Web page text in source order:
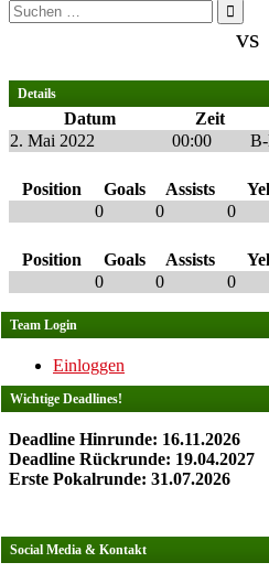
Suchen
nach:
vs
Details
Datum Zeit
2. Mai 2022
00:00
Position Goals Assists
0
0 0
Position Goals Assists
0
0 0
Team Login
Einloggen
Wichtige Deadlines!
Deadline Hinrunde: 16.11.2026
Deadline Rückrunde: 19.04.2027
Erste Pokalrunde: 31.07.2026
Social Media & Kontakt